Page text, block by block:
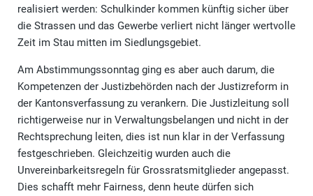
realisiert werden: Schulkinder kommen künftig sicher über
die Strassen und das Gewerbe verliert nicht länger wertvolle
Zeit im Stau mitten im Siedlungsgebiet.
Am Abstimmungssonntag ging es aber auch darum, die
Kompetenzen der Justizbehörden nach der Justizreform in
der Kantonsverfassung zu verankern. Die Justizleitung soll
richtigerweise nur in Verwaltungsbelangen und nicht in der
Rechtsprechung leiten, dies ist nun klar in der Verfassung
festgeschrieben. Gleichzeitig wurden auch die
Unvereinbarkeitsregeln für Grossratsmitglieder angepasst.
Dies schafft mehr Fairness, denn heute dürfen sich